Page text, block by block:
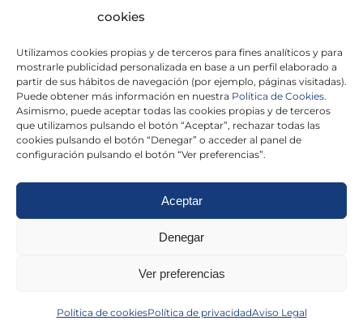
cookies
Utilizamos cookies propias y de terceros para fines analíticos y para
mostrarle publicidad personalizada en base a un perfil elaborado a
partir de sus hábitos de navegación (por ejemplo, páginas visitadas).
Puede obtener más información en nuestra Política de Cookies.
Asimismo, puede aceptar todas las cookies propias y de terceros
que utilizamos pulsando el botón “Aceptar”, rechazar todas las
cookies pulsando el botón “Denegar” o acceder al panel de
configuración pulsando el botón “Ver preferencias”.
Aceptar
Denegar
Ver preferencias
Política de cookiesPolítica de privacidadAviso Legal
He leído y acepto laPolítica de Privacidad
Politica de cookies|Aviso Legal
Madrid|Tarragona